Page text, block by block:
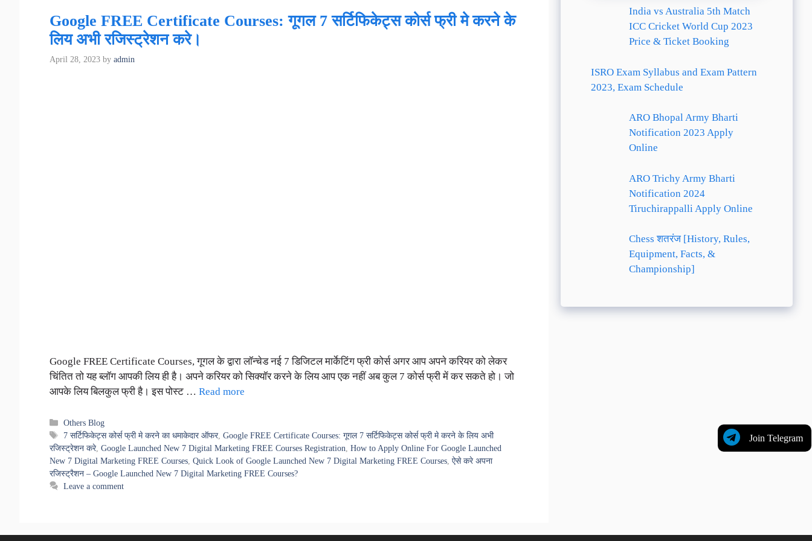
Google FREE Certificate Courses: गूगल 7 सर्टिफिकेट्स कोर्स फ्री मे करने के
लिय अभी रजिस्ट्रेशन करे।
April 28, 2023 by admin
Google FREE Certificate Courses, गूगल के द्वारा लॉन्चेड नई 7 डिजिटल मार्केटिंग फ्री कोर्स अगर आप अपने करियर को लेकर
चिंतित तो यह ब्लॉग आपकी लिय ही है। अपने करियर को सिक्यॉर करने के लिय आप एक नहीं अब कुल 7 कोर्स फ्री में कर सकते हो। जो
आपके लिय बिलकुल फ्री है। इस पोस्ट … Read more
Categories
Others Blog
Tags
7 सर्टिफिकेट्स कोर्स फ्री मे करने का धमाकेदार ऑफर,Google FREE Certificate Courses: गूगल 7 सर्टिफिकेट्स कोर्स फ्री मे करने के लिय अभी
रजिस्ट्रेशन करे, Google Launched New 7 Digital Marketing FREE Courses Registration How to Apply Online For Google Launched
New 7 Digital Marketing FREE Courses Quick Look of Google Launched New 7 Digital Marketing FREE Courses ऐसे करे अपना
रजिस्ट्रैशन – Google Launched New 7 Digital Marketing FREE Courses?
Leave a comment
Join Telegram
India vs Australia 5th Match
ICC Cricket World Cup 2023
Price & Ticket Booking
ISRO Exam Syllabus and Exam Pattern
2023, Exam Schedule
ARO Bhopal Army Bharti
Notification 2023 Apply
Online
ARO Trichy Army Bharti
Notification 2024
Tiruchirappalli Apply Online
Chess शतरंज [History, Rules,
Equipment, Facts, &
Championship]